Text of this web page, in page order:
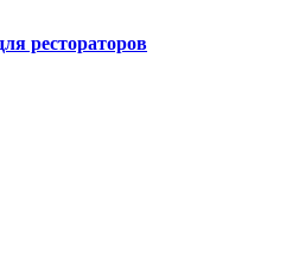
рестораторов